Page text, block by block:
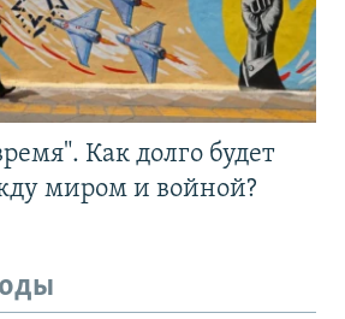
Как долго будет
миром и войной?